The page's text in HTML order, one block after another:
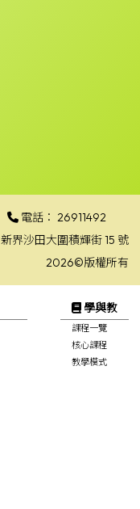
電話： 26911492
新界沙田大圍積輝街 15 號
2026©版權所有
學與教
課程一覽
核心課程
教學模式